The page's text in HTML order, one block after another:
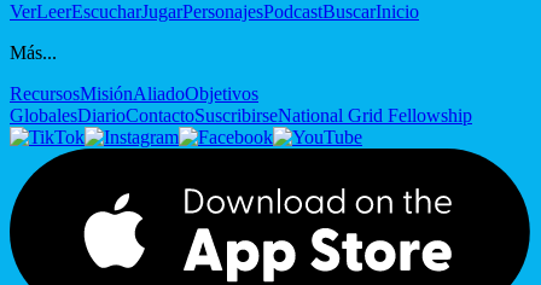
VerLeerEscucharJugarPersonajesPodcastBuscarInicio
Más...
RecursosMisiónAliadoObjetivos
GlobalesDiarioContactoSuscribirseNational Grid Fellowship